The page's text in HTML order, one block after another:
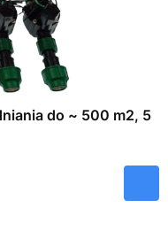
do ~ 500 m2, 5